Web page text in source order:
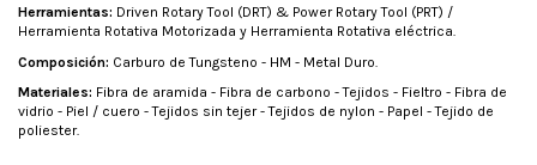
Herramientas: Driven Rotary Tool (DRT) & Power Rotary Tool (PRT) /
Herramienta Rotativa Motorizada y Herramienta Rotativa eléctrica.
Composición: Carburo de Tungsteno - HM - Metal Duro.
Materiales: Fibra de aramida - Fibra de carbono - Tejidos - Fieltro - Fibra de
vidrio - Piel / cuero - Tejidos sin tejer - Tejidos de nylon - Papel - Tejido de
poliester.